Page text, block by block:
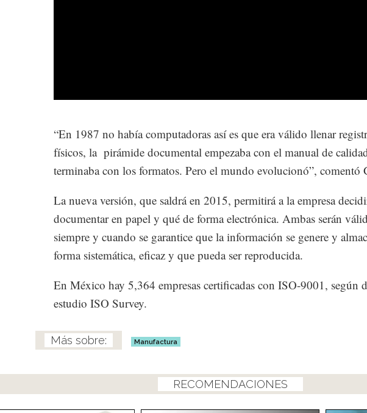
“En 1987 no había computadoras así es que era válido llenar
físicos, la pirámide documental empezaba con el manual de
terminaba con los formatos. Pero el mundo evolucionó”, comentó
La nueva versión, que saldrá en 2015, permitirá a la empresa
documentar en papel y qué de forma electrónica. Ambas serán
siempre y cuando se garantice que la información se genere y
forma sistemática, eficaz y que pueda ser reproducida.
En México hay 5,364 empresas certificadas con ISO-9001, según
estudio ISO Survey.
Manufactura
RECOMENDACIONES